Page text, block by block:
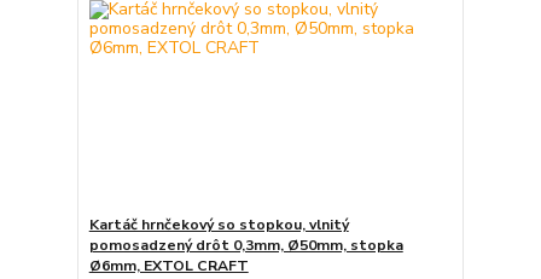
Kartáč hrnčekový so stopkou, vlnitý
pomosadzený drôt 0,3mm, Ø50mm, stopka
Ø6mm, EXTOL CRAFT